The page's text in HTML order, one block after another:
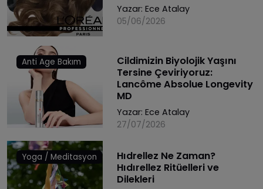
Yazar: Ece Atalay
05/06/2026
Anti Age Bakım
Cildimizin Biyolojik Yaşını
Tersine Çeviriyoruz:
Lancôme Absolue Longevity
MD
Yazar: Ece Atalay
27/07/2026
Yoga / Meditasyon
Hıdrellez Ne Zaman?
Hıdırellez Ritüelleri ve
Dilekleri